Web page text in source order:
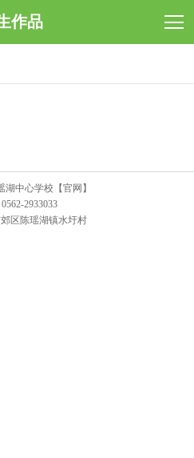
作品
湖中心学校【官网】
2933033
区陈瑶湖镇水圩村